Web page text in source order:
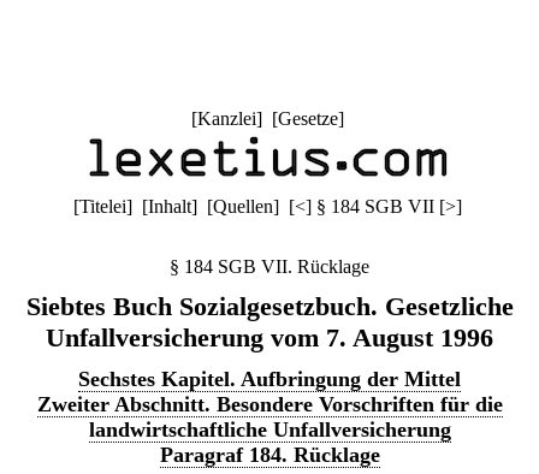
[Kanzlei] [Gesetze]
[Titelei] [Inhalt] [Quellen] [<] § 184 SGB VII [>]
§ 184 SGB VII. Rücklage
Siebtes Buch Sozialgesetzbuch. Gesetzliche
Unfallversicherung vom 7. August 1996
Sechstes Kapitel. Aufbringung der Mittel
Zweiter Abschnitt. Besondere Vorschriften für die
landwirtschaftliche Unfallversicherung
Paragraf 184. Rücklage